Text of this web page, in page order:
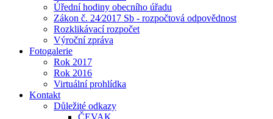
Úřední hodiny obecního úřadu
Zákon č. 24⁄2017 Sb - rozpočtová odpovědnost
Rozklikávací rozpočet
Výroční zpráva
Fotogalerie
Rok 2017
Rok 2016
Virtuální prohlídka
Kontakt
Důležité odkazy
ČEVAK